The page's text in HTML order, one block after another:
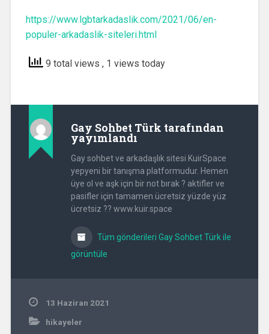
https://www.lgbtarkadaslik.com/2021/06/en-
populer-arkadaslik-siteleri.html
9 total views , 1 views today
Gay Sohbet Türk tarafından
yayımlandı
Gay sohbet ve arkadaşlık sitesi KuirSpace
yepyeni bir tanışma platformudur. Hemen
üye ol ve aşk için bir not bırak ? aktifler ve
pasifler için tamamen ücretsiz yüzde yüz
ücretsiz ?? www.kuir.space
Tüm gönderileri Gay Sohbet Türk ile
görüntüle
13 Haziran 2021
hikayeler